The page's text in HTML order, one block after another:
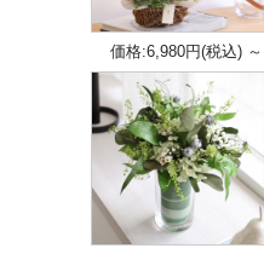
価格:6,980円(税込) ～